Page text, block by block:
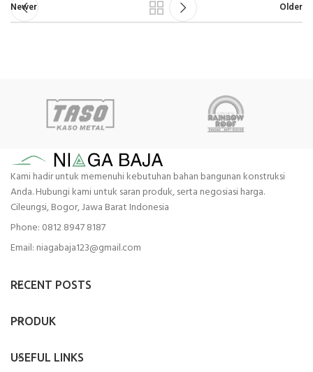
Newer Older
Kami hadir untuk memenuhi kebutuhan bahan bangunan konstruksi
Anda. Hubungi kami untuk saran produk, serta negosiasi harga.
Cileungsi, Bogor, Jawa Barat Indonesia
Phone: 0812 8947 8187
Email: niagabaja123@gmail.com
RECENT POSTS
PRODUK
USEFUL LINKS